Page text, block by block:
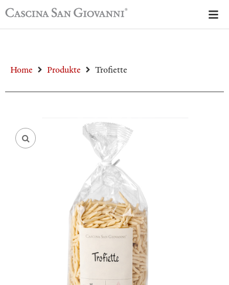
Home Produkte Trofiette